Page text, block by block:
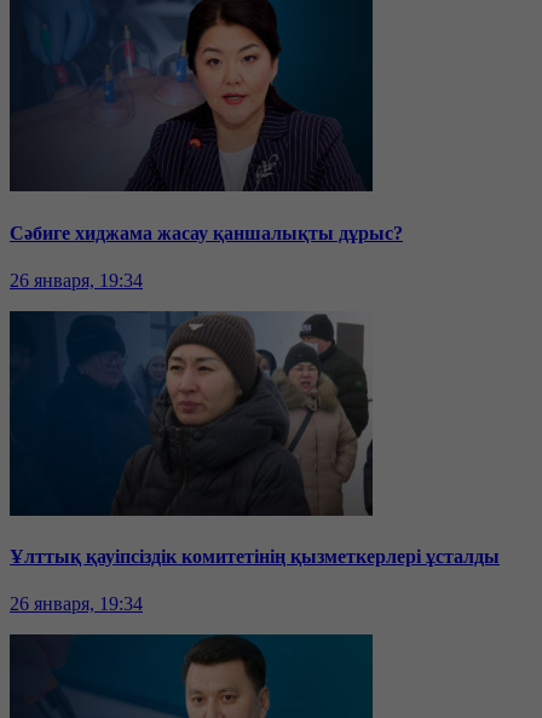
Сәбиге хиджама жасау қаншалықты дұрыс?
26 января, 19:34
Ұлттық қауіпсіздік комитетінің қызметкерлері ұсталды
26 января, 19:34